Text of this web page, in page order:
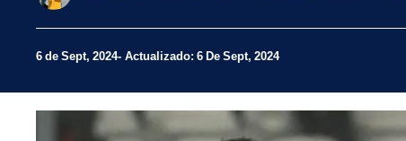
6 de Sept, 2024 Actualizado: 6 De Sept, 2024